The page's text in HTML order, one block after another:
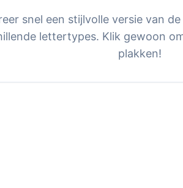
snel een stijlvolle versie van
lettertypes. Klik gewoon
plakken!